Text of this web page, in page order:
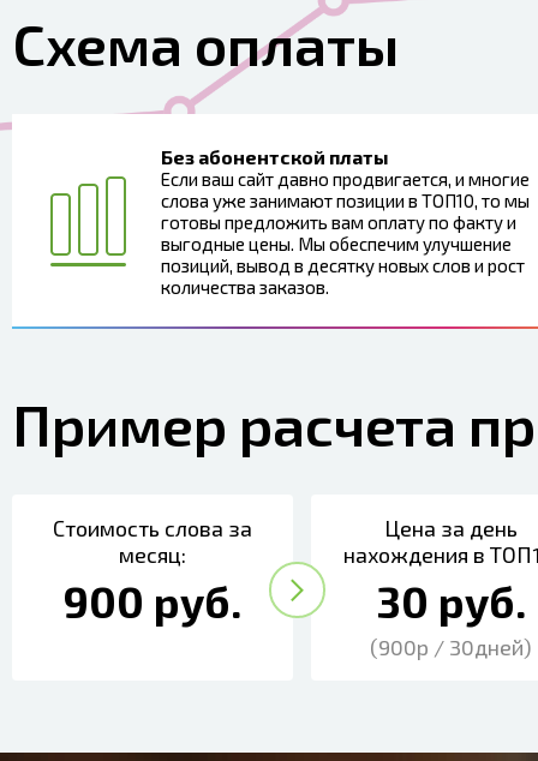
Схема оплаты
Без абонентской платы
Если ваш сайт давно продвигается, и многие
слова уже занимают позиции в ТОП10, то мы
готовы предложить вам оплату по факту и
выгодные цены. Мы обеспечим улучшение
позиций, вывод в десятку новых слов и рост
количества заказов.
Пример расчета
Стоимость слова за
месяц:
900 руб.
Цена за день
нахождения в
30 руб.
(900р / 30дней)